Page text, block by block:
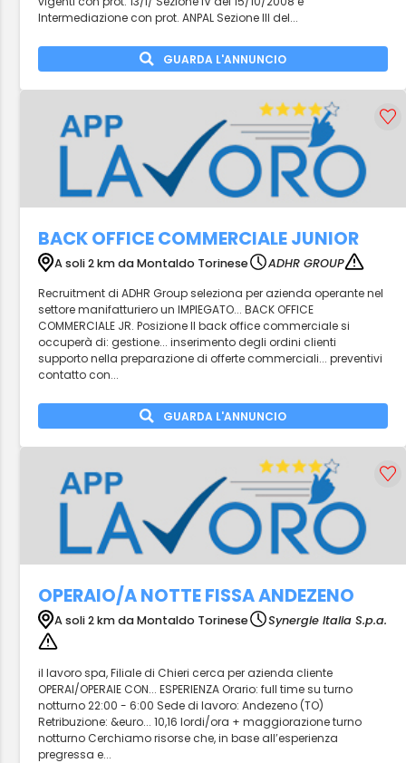
Intermediazione con prot. ANPAL Sezione III del...
GUARDA L'ANNUNCIO
BACK OFFICE COMMERCIALE JUNIOR
A soli 2 km da Montaldo Torinese
ADHR GROUP
Recruitment di ADHR Group seleziona per azienda operante nel
settore manifatturiero un IMPIEGATO... BACK OFFICE
COMMERCIALE JR. Posizione Il back office commerciale si
occuperà di: gestione... inserimento degli ordini clienti
supporto nella preparazione di offerte commerciali... preventivi
contatto con...
GUARDA L'ANNUNCIO
OPERAIO/A NOTTE FISSA ANDEZENO
A soli 2 km da Montaldo Torinese Synergie Italia S.p.a.
il lavoro spa, Filiale di Chieri cerca per azienda cliente
OPERAI/OPERAIE CON... ESPERIENZA Orario: full time su turno
notturno 22:00 - 6:00 Sede di lavoro: Andezeno (TO)
Retribuzione: &euro... 10,16 lordi/ora + maggiorazione turno
notturno Cerchiamo risorse che, in base all’esperienza
pregressa e...